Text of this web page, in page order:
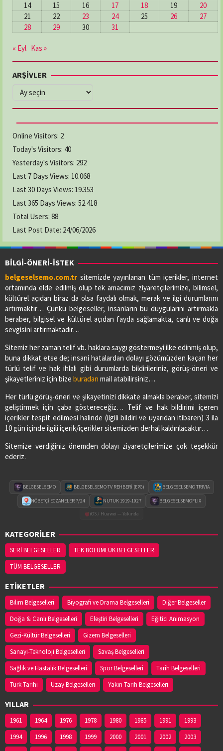
14
15 16 17 18 19
20
21
22 23 24 25 26
27
28
29 30 31
« Eyl Kas »
ARŞİVLER
ARŞİVLER
Online Visitors: 2
Today's Visitors: 40
Yesterday's Visitors: 292
Last 7 Days Views: 10.068
Last 30 Days Views: 19.353
Last 365 Days Views: 52.418
Total Users: 88
Last Post Date: 24/06/2026
BİLGİ-ÖNERİ-İSTEK
belgeselsemo.com.tr sitemizde yayınlanan tüm içerikler, internet
ortamında elde edilmiş olup tek amacımız ziyaretçilerimize, bilimsel,
kültürel açıdan biraz da olsa faydalı olmak, merak ve ilgi durumlarını
artırmaktır… Çünkü belgeseller, insanların bu duygularını artırmakla
beraber, bilgisel ve kültürel açıdan fayda sağlamakta, canlı ve doğa
sevgisini artırmaktadır…
Sitemiz her zaman telif vb. haklara saygı göstermeyi ilke edinmiş olup,
buna dikkat etse de; insani hatalardan dolayı gözümüzden kaçan her
türlü telif ve hak ihlali gibi durumlarda bildirileriniz, görüş-öneri ve
şikayetleriniz için bize buradan mail atabilirsiniz…
Her türlü görüş-öneri ve şikayetinizi dikkate almakla beraber, sitemizi
geliştirmek için çaba göstereceğiz… Telif ve hak bildirimi içeren
içerikler tespit edilmesi halinde (ilgili bildiri ve uyarıdan itibaren) 3 ila
10 gün içinde ilgili içerik/içerikler sitemizden derhal kaldırılacaktır…
Sitemize verdiğiniz önemden dolayı ziyaretçilerimize çok teşekkür
ederiz.
BELGESELSEMO BELGESELSEMO TV REHBERİ (EPG) BELGESELSEMO TRIVIA
NÖBETÇİ ECZANELER 7/24 NUTUK 1919-1927
BELGESELSEMOFLIX
iOS / Huawei — Yakında
KATEGORİLER
SERİ BELGESELLER
TEK BÖLÜMLÜK BELGESELLER
TÜM BELGESELLER
ETİKETLER
Bilim Belgeselleri Biyografi ve Drama Belgeselleri
Diğer Belgeseller
Doğa & Canlı Belgeselleri
Eleştiri Belgeselleri
Eğitici Animasyon
Gezi-Kültür Belgeselleri
Gizem Belgeselleri
Sanayi-Teknoloji Belgeselleri
Savaş Belgeselleri
Sağlık ve Hastalık Belgeselleri
Spor Belgeselleri
Tarih Belgeselleri
Türk Tarihi
Uzay Belgeselleri Yakın Tarih Belgeselleri
YILLAR
1961 1964 1976 1978 1980 1985 1991
1993
1994
1996 1998 1999 2000 2001 2002
2003